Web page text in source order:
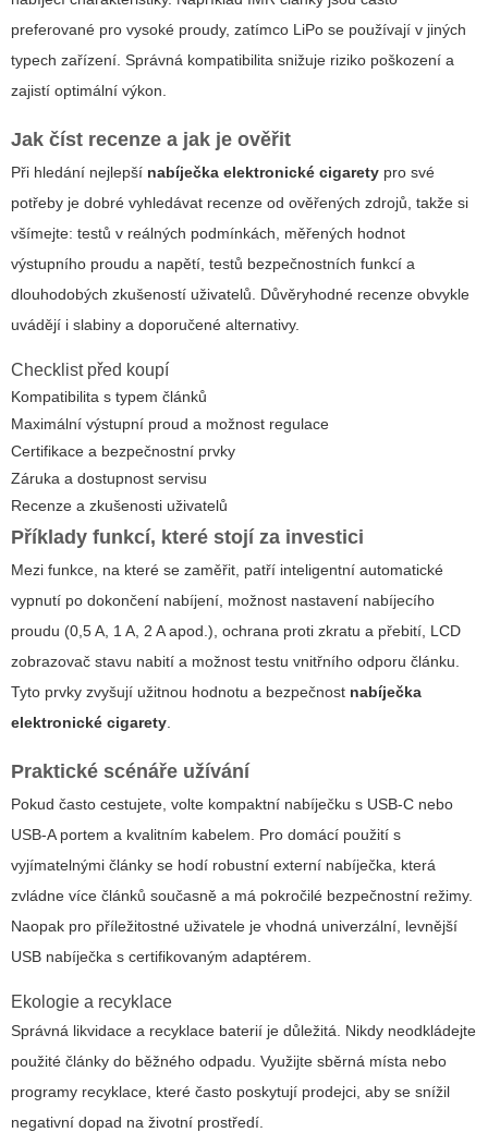
preferované pro vysoké proudy, zatímco LiPo se používají v jiných
typech zařízení. Správná kompatibilita snižuje riziko poškození a
zajistí optimální výkon.
Jak číst recenze a jak je ověřit
Při hledání nejlepší nabíječka elektronické cigarety pro své
potřeby je dobré vyhledávat recenze od ověřených zdrojů, takže si
všímejte: testů v reálných podmínkách, měřených hodnot
výstupního proudu a napětí, testů bezpečnostních funkcí a
dlouhodobých zkušeností uživatelů. Důvěryhodné recenze obvykle
uvádějí i slabiny a doporučené alternativy.
Checklist před koupí
Kompatibilita s typem článků
Maximální výstupní proud a možnost regulace
Certifikace a bezpečnostní prvky
Záruka a dostupnost servisu
Recenze a zkušenosti uživatelů
Příklady funkcí, které stojí za investici
Mezi funkce, na které se zaměřit, patří inteligentní automatické
vypnutí po dokončení nabíjení, možnost nastavení nabíjecího
proudu (0,5 A, 1 A, 2 A apod.), ochrana proti zkratu a přebití, LCD
zobrazovač stavu nabití a možnost testu vnitřního odporu článku.
Tyto prvky zvyšují užitnou hodnotu a bezpečnost nabíječka
elektronické cigarety.
Praktické scénáře užívání
Pokud často cestujete, volte kompaktní nabíječku s USB-C nebo
USB-A portem a kvalitním kabelem. Pro domácí použití s
vyjímatelnými články se hodí robustní externí nabíječka, která
zvládne více článků současně a má pokročilé bezpečnostní režimy.
Naopak pro příležitostné uživatele je vhodná univerzální, levnější
USB nabíječka s certifikovaným adaptérem.
Ekologie a recyklace
Správná likvidace a recyklace baterií je důležitá. Nikdy neodkládejte
použité články do běžného odpadu. Využijte sběrná místa nebo
programy recyklace, které často poskytují prodejci, aby se snížil
negativní dopad na životní prostředí.